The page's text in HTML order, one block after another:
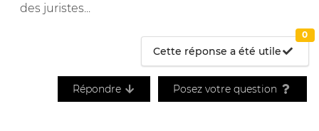
des juristes...
Cette réponse a été utile
0
Répondre Posez votre question